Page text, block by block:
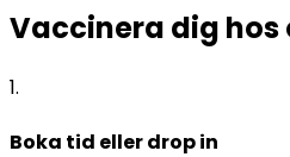
Vaccinera dig hos
1.
Boka tid eller drop in